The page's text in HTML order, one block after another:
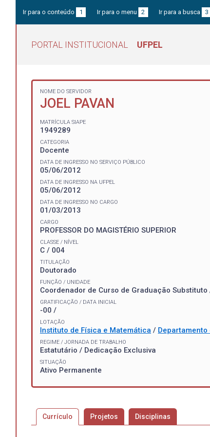
Ir para o conteúdo 1 Ir para o menu 2 Ir para a busca 3
PORTAL INSTITUCIONAL UFPEL
NOME DO SERVIDOR
JOEL PAVAN
MATRÍCULA SIAPE
1949289
CATEGORIA
Docente
DATA DE INGRESSO NO SERVIÇO PÚBLICO
05/06/2012
DATA DE INGRESSO NA UFPEL
05/06/2012
DATA DE INGRESSO NO CARGO
01/03/2013
CARGO
PROFESSOR DO MAGISTÉRIO SUPERIOR
CLASSE / NÍVEL
C / 004
TITULAÇÃO
Doutorado
FUNÇÃO / UNIDADE
Coordenador de Curso de Graduação Substituto
GRATIFICAÇÃO / DATA INICIAL
-00 /
LOTAÇÃO
Instituto de Física e Matemática / Departamento
REGIME / JORNADA DE TRABALHO
Estatutário / Dedicação Exclusiva
SITUAÇÃO
Ativo Permanente
Currículo Projetos Disciplinas